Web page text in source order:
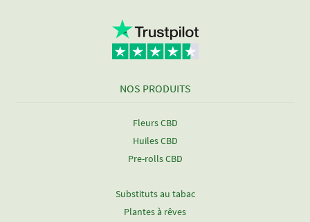
NOS PRODUITS
Fleurs CBD
Huiles CBD
Pre-rolls CBD
Substituts au tabac
Plantes à rêves